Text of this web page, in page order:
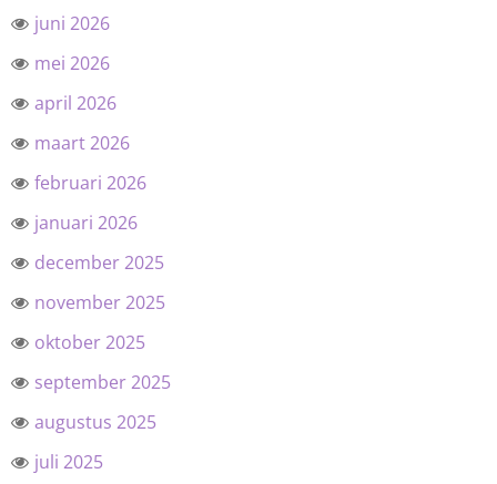
juni 2026
mei 2026
april 2026
maart 2026
februari 2026
januari 2026
december 2025
november 2025
oktober 2025
september 2025
augustus 2025
juli 2025